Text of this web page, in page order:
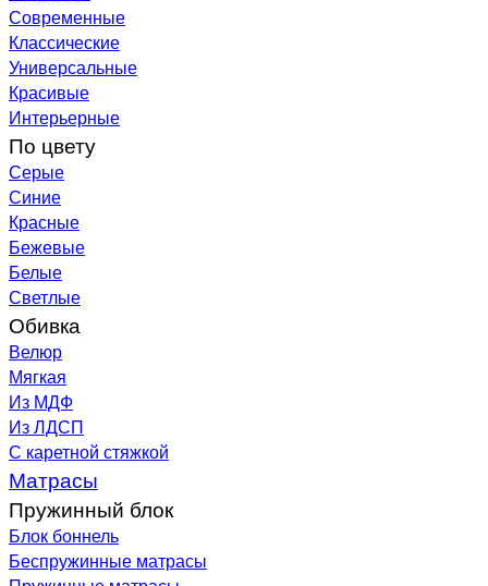
Современные
Классические
Универсальные
Красивые
Интерьерные
По цвету
Серые
Синие
Красные
Бежевые
Белые
Светлые
Обивка
Велюр
Мягкая
Из МДФ
Из ЛДСП
С каретной стяжкой
Матрасы
Пружинный блок
Блок боннель
Беспружинные матрасы